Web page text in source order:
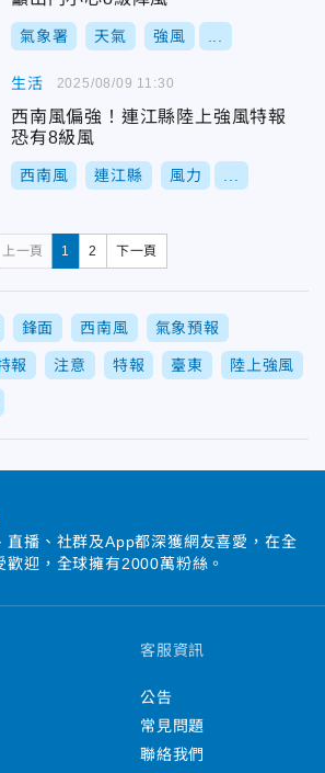
氣象署 天氣 強風
生活
西南風偏強！連江縣陸上強風特報
恐有8級風
西南風 連江縣 風力
2025/08/09 11:30
上一頁 1 2 下一頁
鋒面 西南風 氣象預報
報 注意 特報 臺東 陸上強風
直播、社群及App都深獲網友喜愛，在全
歡迎，全球擁有2000萬粉絲。
客服資訊
公告
常見問題
聯絡我們